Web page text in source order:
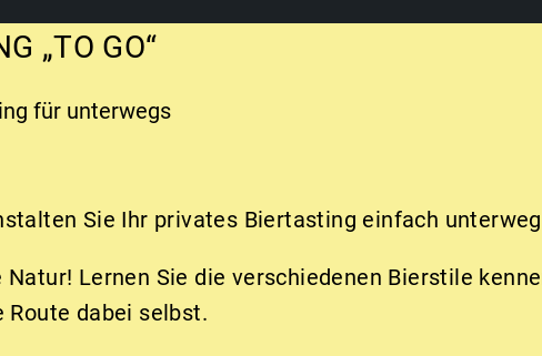
„TO GO“
für unterwegs
Sie Ihr privates Biertasting einfach
Lernen Sie die verschiedenen Bierstile
Route dabei selbst.